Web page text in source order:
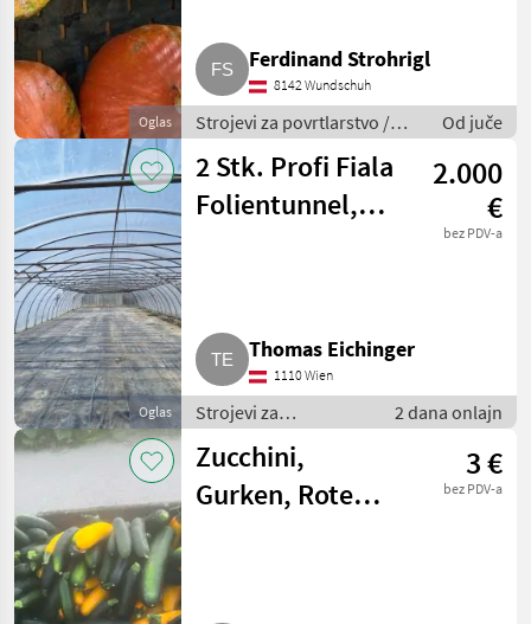
Oglas
Ferdinand Strohrigl
8142 Wundschuh
Strojevi za povrtlarstvo /
Ostali strojevi za
povrtlarstvo
Od juče
Oglas
2 Stk. Profi Fiala
Folientunnel,
2.000
€
bez PDV-a
Thomas Eichinger
1110 Wien
Strojevi za
povrtlarstvo / Ostali
strojevi za
povrtlarstvo
2 dana onlajn
Zucchini,
Gurken, Rote
3 €
bez PDV-a